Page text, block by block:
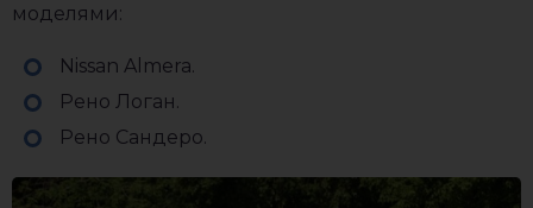
моделями:
Nissan Almera.
Рено Логан.
Рено Сандеро.